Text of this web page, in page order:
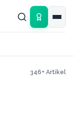
346+ Artikel